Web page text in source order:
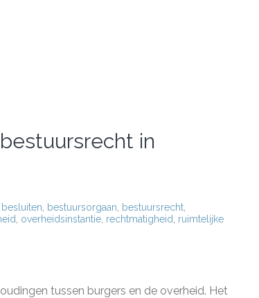
in
besluiten bestuursorgaan bestuursrecht
overheidsinstantie rechtmatigheid
ruimtelijke
tussen burgers en de overheid. Het